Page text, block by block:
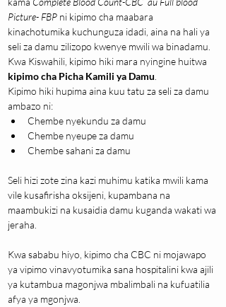
Picture- FBP ni kipimo cha maabara
kinachotumika kuchunguza idadi, aina na hali ya
seli za damu zilizopo kwenye mwili wa binadamu.
Kwa Kiswahili, kipimo hiki mara nyingine huitwa
kipimo cha Picha Kamili ya Damu
Kipimo hiki hupima aina kuu tatu za seli za damu
ambazo ni:
Chembe nyekundu za damu
Chembe nyeupe za damu
Chembe sahani za damu
Seli hizi zote zina kazi muhimu katika mwili kama
vile kusafirisha oksijeni, kupambana na
maambukizi na kusaidia damu kuganda wakati wa
jeraha.
Kwa sababu hiyo, kipimo cha CBC ni mojawapo
ya vipimo vinavyotumika sana hospitalini kwa ajili
ya kutambua magonjwa mbalimbali na kufuatilia
afya ya mgonjwa.